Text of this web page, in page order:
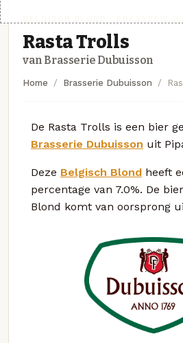
Rasta Trolls
van Brasserie Dubuisson
Home Brasserie Dubuisson
De Rasta Trolls is een bier
Brasserie Dubuisson uit
Deze Belgisch Blond heeft
percentage van 7.0%. De
Blond komt van oorsprong